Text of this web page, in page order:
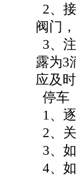
2、
阀门
3、
露为3
应及时
停车
1、
2、
3、
4、